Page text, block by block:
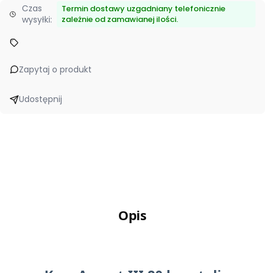
Czas
wysyłki:
Termin dostawy uzgadniany telefonicznie
zależnie od zamawianej ilości.
Zapytaj o produkt
Udostępnij
Opis